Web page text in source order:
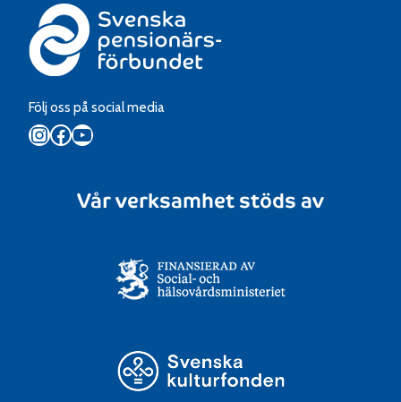
Följ oss på social media
Instagram
Facebook
YouTube
Vår verksamhet stöds av